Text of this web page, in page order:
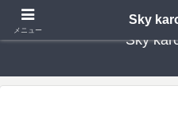
Sky
メニュー
Sky